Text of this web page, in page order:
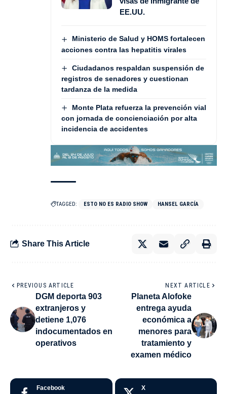
EE.UU.
Ministerio de Salud y HOMS fortalecen
acciones contra las hepatitis virales
Ciudadanos respaldan suspensión de
registros de senadores y cuestionan
tardanza de la medida
Monte Plata refuerza la prevención vial
con jornada de concienciación por alta
incidencia de accidentes
TAGGED: ESTO NO ES RADIO SHOW HANSEL GARCÍA
Share This Article
PREVIOUS ARTICLE
DGM deporta 903
extranjeros y
detiene 1,076
indocumentados en
operativos
NEXT ARTICLE
Planeta Alofoke
entrega ayuda
económica a
menores para
tratamiento y
examen médico
Facebook X